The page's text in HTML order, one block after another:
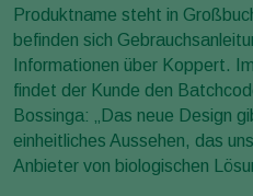
Produktname steht in
befinden sich
Informationen über Koppert.
findet der Kunde den
Bossinga: „Das neue Design
einheitliches Aussehen, das
Anbieter von biologischen